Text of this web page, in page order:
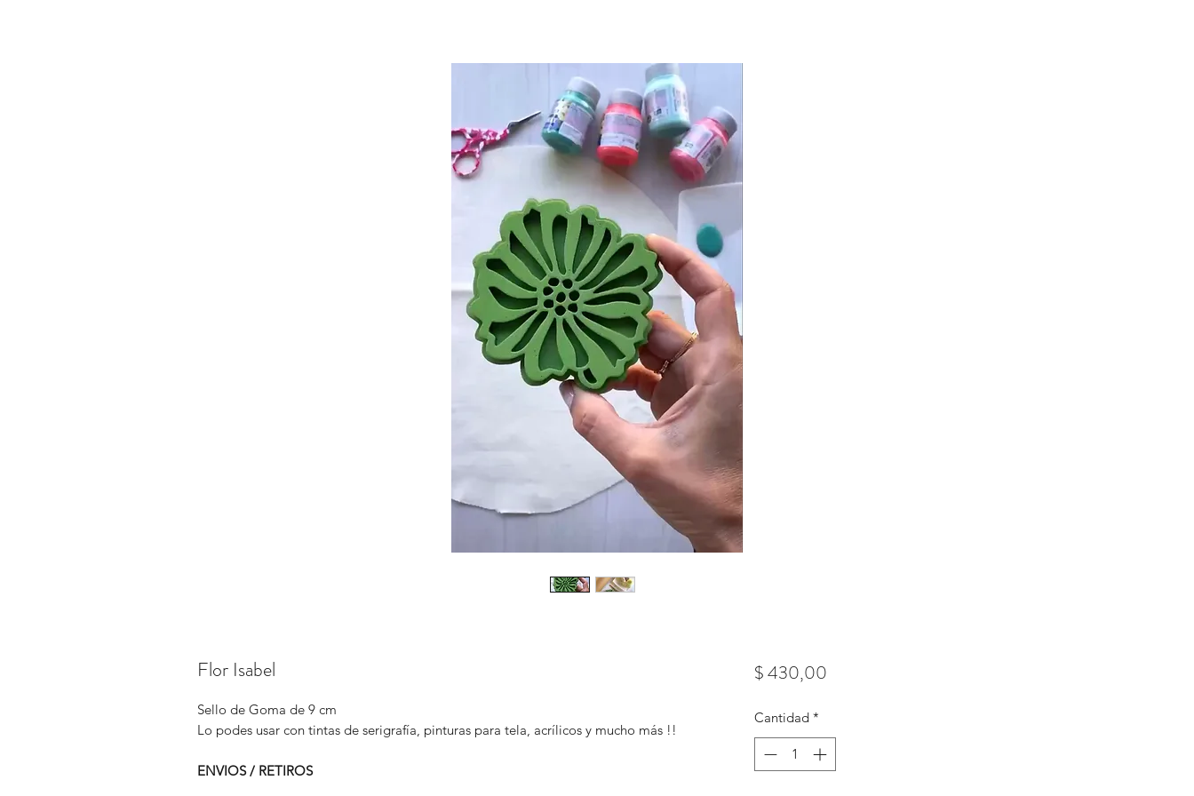
Flor Isabel
Sello de Goma de 9 cm
Lo podes usar con tintas de serigrafía, pinturas para tela, acrílicos y mucho más !!
ENVIOS / RETIROS
$ 430,00Precio
Cantidad *